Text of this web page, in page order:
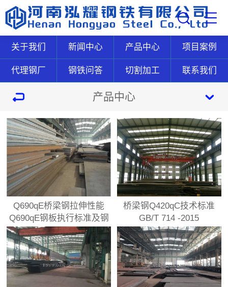
关于我们 新闻中心 产品中心 项目案例
代理钢厂 钢铁问答 切割加工 联系我们
产品中心
Q690qE桥梁钢拉伸性能
Q690qE钢板执行标准及钢
板定轧
桥梁钢Q420qC技术标准
GB/T 714 -2015